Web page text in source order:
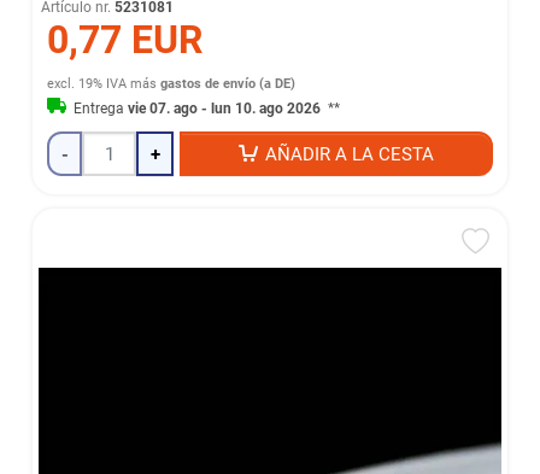
Artículo nr. 5231081
0,77 EUR
excl. 19% IVA másgastos de envío (a DE)
Entregavie 07. ago - lun 10. ago 2026 **
- + AÑADIR A LA CESTA